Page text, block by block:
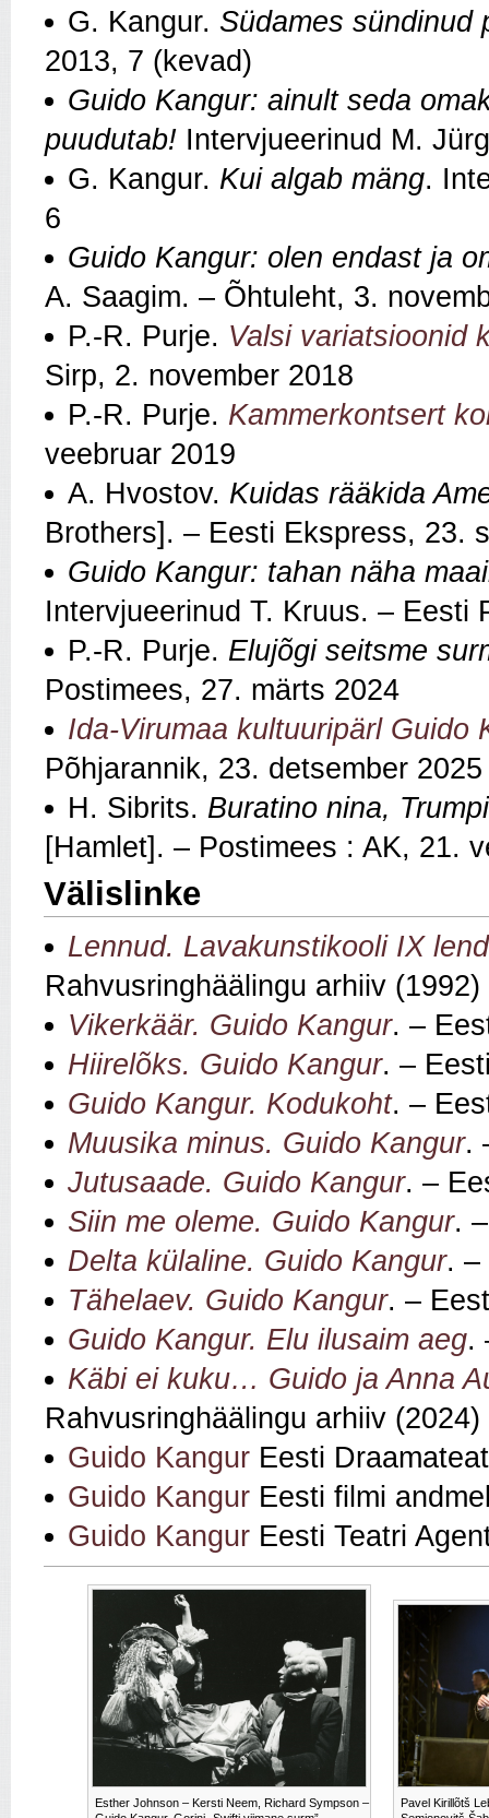
G. Kangur. Südames sündinud
2013, 7 (kevad)
Guido Kangur: ainult seda
puudutab! Intervjueerinud M.
G. Kangur. Kui algab mäng.
6
Guido Kangur: olen endast ja
A. Saagim. – Õhtuleht, 3.
P.-R. Purje. Valsi variatsioonid
Sirp, 2. november 2018
P.-R. Purje. Kammerkontsert
veebruar 2019
A. Hvostov. Kuidas rääkida
Brothers]. – Eesti Ekspress, 23.
Guido Kangur: tahan näha
Intervjueerinud T. Kruus. – Eesti
P.-R. Purje. Elujõgi seitsme
Postimees, 27. märts 2024
Ida-Virumaa kultuuripärl Guido
Põhjarannik, 23. detsember 2025
H. Sibrits. Buratino nina,
[Hamlet]. – Postimees : AK, 21.
Välislinke
Lennud. Lavakunstikooli IX
Rahvusringhäälingu arhiiv (1992)
Vikerkäär. Guido Kangur. –
Hiirelõks. Guido Kangur. –
Guido Kangur. Kodukoht. –
Muusika minus. Guido Kangur.
Jutusaade. Guido Kangur. –
Siin me oleme. Guido Kangur.
Delta külaline. Guido Kangur. –
Tähelaev. Guido Kangur. –
Guido Kangur. Elu ilusaim aeg.
Käbi ei kuku… Guido ja Anna
Rahvusringhäälingu arhiiv (2024)
Guido Kangur Eesti
Guido Kangur Eesti filmi
Guido Kangur Eesti Teatri
Esther Johnson – Kersti Neem, Richard Sympson –
Pavel Kirillõtš